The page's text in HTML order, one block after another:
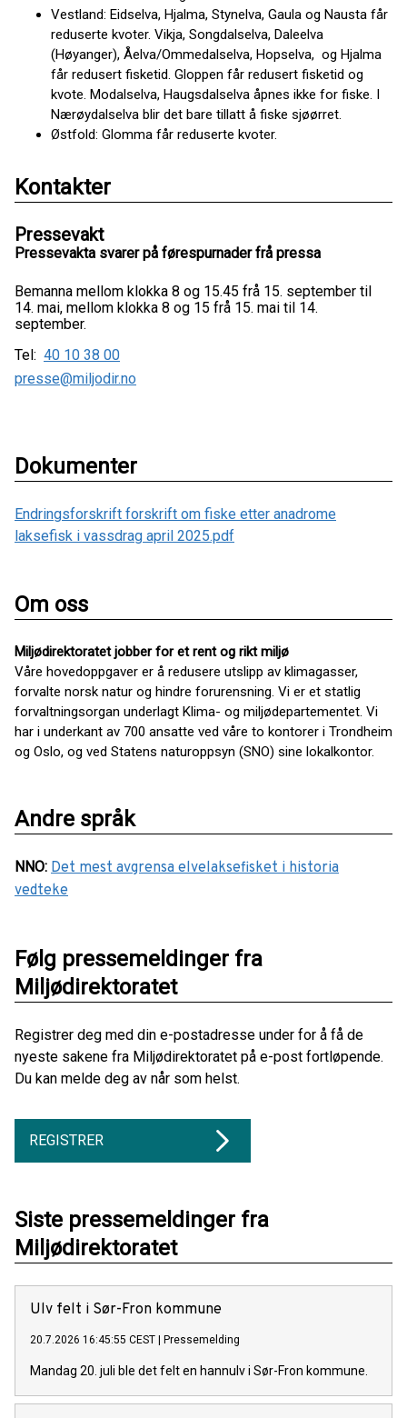
Vestland: Eidselva, Hjalma, Stynelva, Gaula og Nausta får
reduserte kvoter. Vikja, Songdalselva, Daleelva
(Høyanger), Åelva/Ommedalselva, Hopselva, og Hjalma
får redusert fisketid. Gloppen får redusert fisketid og
kvote. Modalselva, Haugsdalselva åpnes ikke for fiske. I
Nærøydalselva blir det bare tillatt å fiske sjøørret.
Østfold: Glomma får reduserte kvoter.
Kontakter
Pressevakt
Pressevakta svarer på førespurnader frå pressa
Bemanna mellom klokka 8 og 15.45 frå 15. september til
14. mai, mellom klokka 8 og 15 frå 15. mai til 14.
september.
Tel: 40 10 38 00
presse@miljodir.no
Dokumenter
Endringsforskrift forskrift om fiske etter anadrome
laksefisk i vassdrag april 2025.pdf
Om oss
Miljødirektoratet jobber for et rent og rikt miljø
Våre hovedoppgaver er å redusere utslipp av klimagasser,
forvalte norsk natur og hindre forurensning. Vi er et statlig
forvaltningsorgan underlagt Klima- og miljødepartementet. Vi
har i underkant av 700 ansatte ved våre to kontorer i Trondheim
og Oslo, og ved Statens naturoppsyn (SNO) sine lokalkontor.
Andre språk
NNO: Det mest avgrensa elvelaksefisket i historia
vedteke
Følg pressemeldinger fra
Miljødirektoratet
Registrer deg med din e-postadresse under for å få de
nyeste sakene fra Miljødirektoratet på e-post fortløpende.
Du kan melde deg av når som helst.
REGISTRER
Siste pressemeldinger fra
Miljødirektoratet
Ulv felt i Sør-Fron kommune
20.7.2026 16:45:55 CEST Pressemelding
Mandag 20. juli ble det felt en hannulv i Sør-Fron kommune.